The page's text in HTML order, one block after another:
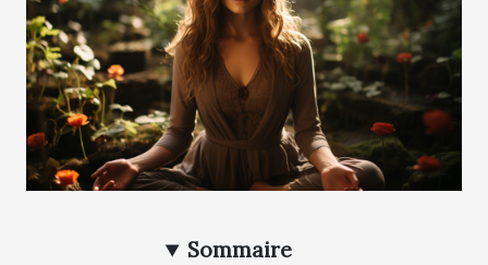
Sommaire